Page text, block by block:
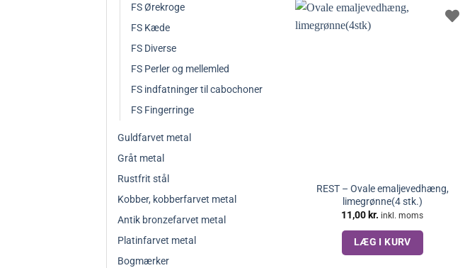
FS Ørekroge
FS Kæde
FS Diverse
FS Perler og mellemled
FS indfatninger til cabochoner
FS Fingerringe
Guldfarvet metal
Gråt metal
Rustfrit stål
Kobber, kobberfarvet metal
Antik bronzefarvet metal
Platinfarvet metal
Bogmærker
REST – Ovale emaljevedhæng,
limegrønne(4 stk.)
11,00 kr. inkl. moms
LÆG I KURV